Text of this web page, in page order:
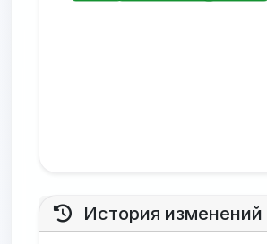
История изменений